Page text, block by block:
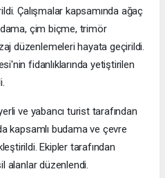
Çalışmalar kapsamında ağaç
çim biçme, trimör
düzenlemeleri hayata geçirildi.
fidanlıklarında yetiştirilen
ve yabancı turist tarafından
kapsamlı budama ve çevre
Ekipler tarafından
alanlar düzenlendi.